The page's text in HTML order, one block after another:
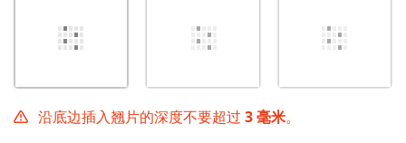
沿底边插入翘片的深度不要超过 3 毫米。